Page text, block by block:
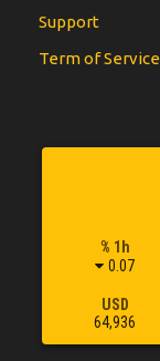
Support
Term of Service
% 1h
0.07
USD
64,936